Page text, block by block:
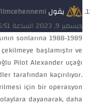
يقول
ديسمبر 9, 2023 الساعة 6:51 ص
sonlarına
başlamıştır ve
Pilot Alexander uçağı
tarafından kaçırılıyor.
için bir operasyon
dayanarak, daha